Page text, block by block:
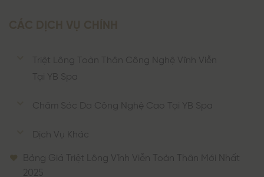
Triệt Lông Toàn Thân Công Nghệ Vĩnh Viễn
Tại YB Spa
Chăm Sóc Da Công Nghệ Cao Tại YB Spa
Dịch Vụ Khác
Bảng Giá Triệt Lông Vĩnh Viễn Toàn Thân Mới Nhất
2025